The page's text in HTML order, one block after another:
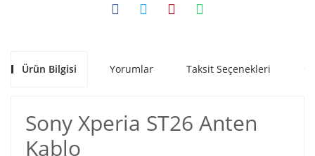
Ürün Bilgisi Yorumlar Taksit Seçenekleri
Sony Xperia ST26 Anten
Kablo